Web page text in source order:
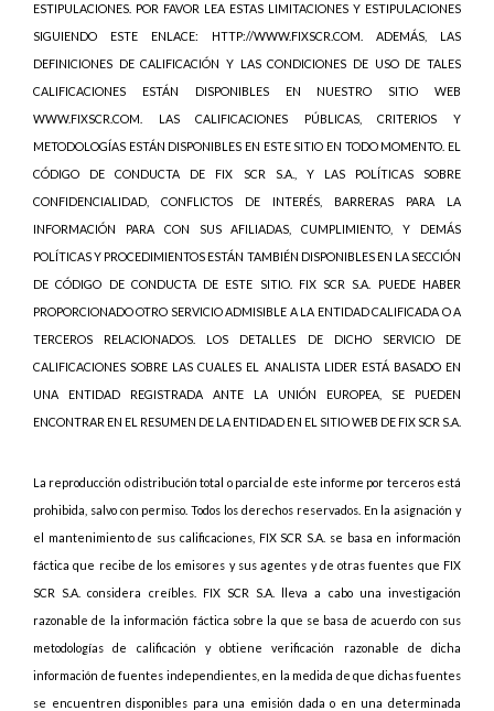
ESTIPULACIONES. POR FAVOR LEA ESTAS LIMITACIONES Y ESTIPULACIONES
SIGUIENDO ESTE ENLACE: HTTP://WWW.FIXSCR.COM. ADEMÁS, LAS
DEFINICIONES DE CALIFICACIÓN Y LAS CONDICIONES DE USO DE TALES
CALIFICACIONES ESTÁN DISPONIBLES EN NUESTRO SITIO WEB
WWW.FIXSCR.COM. LAS CALIFICACIONES PÚBLICAS, CRITERIOS Y
METODOLOGÍAS ESTÁN DISPONIBLES EN ESTE SITIO EN TODO MOMENTO. EL
CÓDIGO DE CONDUCTA DE FIX SCR S.A., Y LAS POLÍTICAS SOBRE
CONFIDENCIALIDAD, CONFLICTOS DE INTERÉS, BARRERAS PARA LA
INFORMACIÓN PARA CON SUS AFILIADAS, CUMPLIMIENTO, Y DEMÁS
POLÍTICAS Y PROCEDIMIENTOS ESTÁN TAMBIÉN DISPONIBLES EN LA SECCIÓN
DE CÓDIGO DE CONDUCTA DE ESTE SITIO. FIX SCR S.A. PUEDE HABER
PROPORCIONADO OTRO SERVICIO ADMISIBLE A LA ENTIDAD CALIFICADA O A
TERCEROS RELACIONADOS. LOS DETALLES DE DICHO SERVICIO DE
CALIFICACIONES SOBRE LAS CUALES EL ANALISTA LIDER ESTÁ BASADO EN
UNA ENTIDAD REGISTRADA ANTE LA UNIÓN EUROPEA, SE PUEDEN
ENCONTRAR EN EL RESUMEN DE LA ENTIDAD EN EL SITIO WEB DE FIX SCR S.A.
La reproducción o distribución total o parcial de este informe por terceros está
prohibida, salvo con permiso. Todos los derechos reservados. En la asignación y
el mantenimiento de sus calificaciones, FIX SCR S.A. se basa en información
fáctica que recibe de los emisores y sus agentes y de otras fuentes que FIX
SCR S.A. considera creíbles. FIX SCR S.A. lleva a cabo una investigación
razonable de la información fáctica sobre la que se basa de acuerdo con sus
metodologías de calificación y obtiene verificación razonable de dicha
información de fuentes independientes, en la medida de que dichas fuentes
se encuentren disponibles para una emisión dada o en una determinada